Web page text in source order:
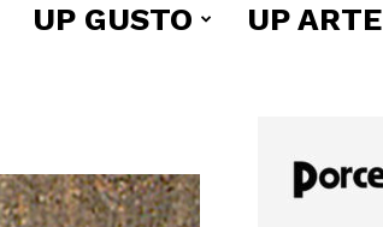
Magazine
UP GUSTO UP ARTE